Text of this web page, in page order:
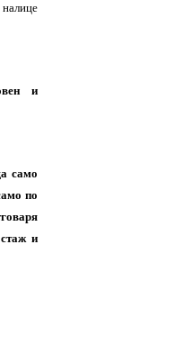
и
само
по
и